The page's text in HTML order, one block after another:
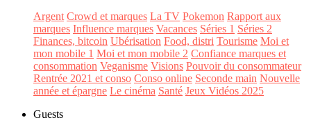
Argent Crowd et marques La TV Pokemon Rapport aux
marques Influence marques Vacances Séries 1 Séries 2
Finances, bitcoin Ubérisation Food, distri Tourisme Moi et
mon mobile 1 Moi et mon mobile 2 Confiance marques et
consommation Veganisme Visions Pouvoir du consommateur
Rentrée 2021 et conso Conso online Seconde main Nouvelle
année et épargne Le cinéma Santé Jeux Vidéos 2025
Guests